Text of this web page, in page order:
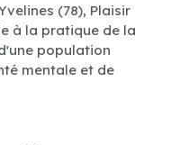
(78), Plaisir
à la pratique de la
population
mentale et de